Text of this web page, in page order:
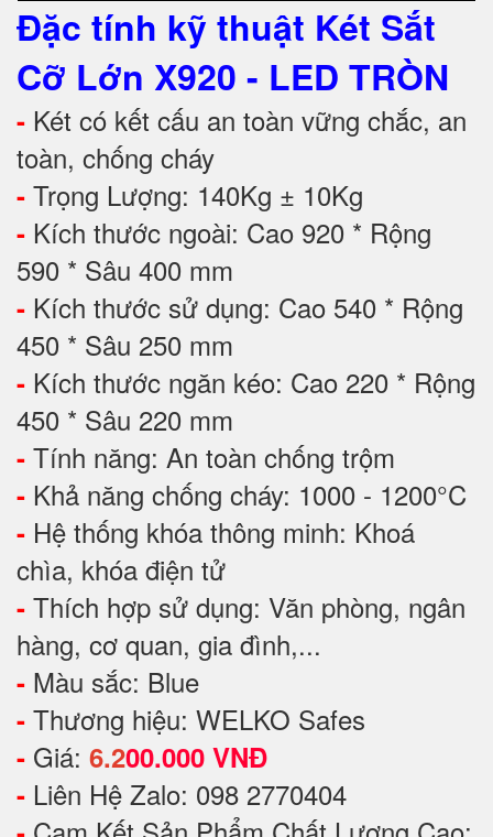
Đặc tính kỹ thuật Két Sắt
Cỡ Lớn X920 - LED TRÒN
- Két có kết cấu an toàn vững chắc, an
toàn, chống cháy
- Trọng Lượng: 140Kg ± 10Kg
- Kích thước ngoài: Cao 920 * Rộng
590 * Sâu 400 mm
- Kích thước sử dụng: Cao 540 * Rộng
450 * Sâu 250 mm
- Kích thước ngăn kéo: Cao 220 * Rộng
450 * Sâu 220 mm
- Tính năng: An toàn chống trộm
- Khả năng chống cháy: 1000 - 1200°C
- Hệ thống khóa thông minh: Khoá
chìa, khóa điện tử
- Thích hợp sử dụng: Văn phòng, ngân
hàng, cơ quan, gia đình,...
- Màu sắc: Blue
- Thương hiệu: WELKO Safes
- Giá: 6.200.000 VNĐ
- Liên Hệ Zalo: 098 2770404